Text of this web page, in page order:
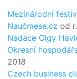
Mezinárodní
Naučmese.cz od
Nadace Olgy
Okresní
2018
Czech business